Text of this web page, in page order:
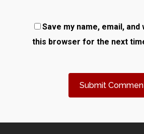
Save my name, email, and
this browser for the next